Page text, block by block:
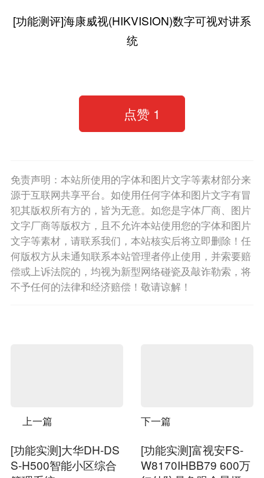
[功能测评]海康威视(HIKVISION)数字可视对讲系
统
点赞 1
免责声明：本站所使用的字体和图片文字等素材部分来
源于互联网共享平台。如使用任何字体和图片文字有冒
犯其版权所有方的，皆为无意。如您是字体厂商、图片
文字厂商等版权方，且不允许本站使用您的字体和图片
文字等素材，请联系我们，本站核实后将立即删除！任
何版权方从未通知联系本站管理者停止使用，并索要赔
偿或上诉法院的，均视为新型网络碰瓷及敲诈勒索，将
不予任何的法律和经济赔偿！敬请谅解！
上一篇
[功能实测]大华DH-DS
S-H500智能小区综合
下一篇
[功能实测]富视安FS-
W8170IHBB79 600万